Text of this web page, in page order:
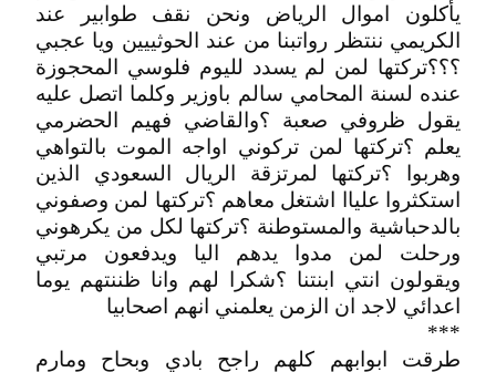
يأكلون اموال الرياض ونحن نقف طوابير عند
الكريمي ننتظر رواتبنا من عند الحوثييين ويا عجبي
؟؟؟تركتها لمن لم يسدد لليوم فلوسي المحجوزة
عنده لسنة المحامي سالم باوزير وكلما اتصل عليه
يقول ظروفي صعبة ؟والقاضي فهيم الحضرمي
يعلم ؟تركتها لمن تركوني اواجه الموت بالتواهي
وهربوا ؟تركتها لمرتزقة الريال السعودي الذين
استكثروا علياا اشتغل معاهم ؟تركتها لمن وصفوني
بالدحباشية والمستوطنة ؟تركتها لكل من يكرهوني
ورحلت لمن مدوا يدهم اليا ويدفعون مرتبي
ويقولون انتي ابنتنا ؟شكرا لهم وانا ظننتهم يوما
اعدائي لاجد ان الزمن يعلمني انهم اصحابيا
***
طرقت ابوابهم كلهم راجح بادي وبحاح ومارم